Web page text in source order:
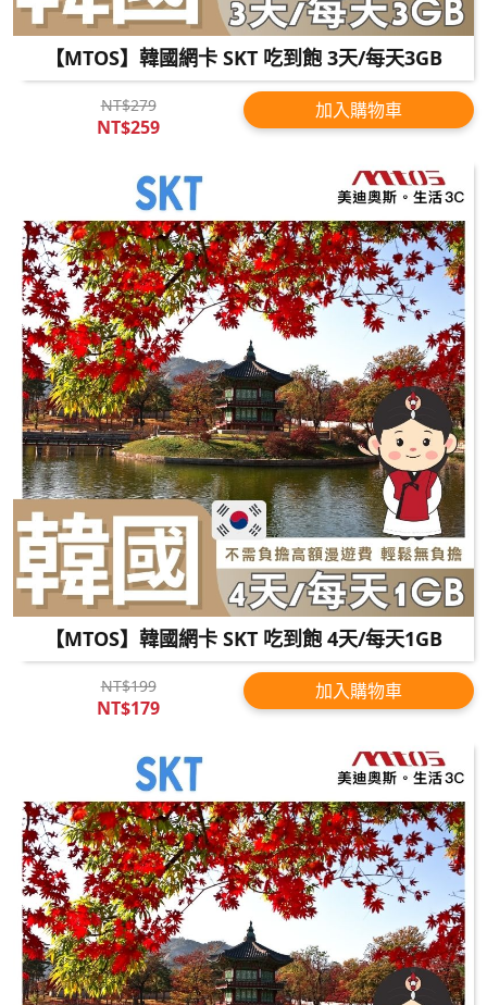
【MTOS】韓國網卡 SKT 吃到飽 3天/每天3GB
NT$279
NT$259
加入購物車
【MTOS】韓國網卡 SKT 吃到飽 4天/每天1GB
NT$199
NT$179
加入購物車